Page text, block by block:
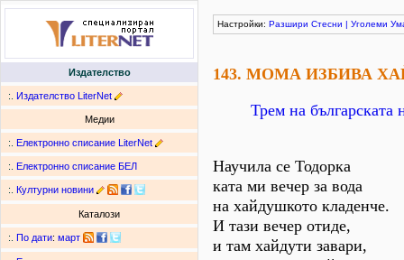
Издателство
:. Издателство LiterNet
Медии
:. Електронно списание LiterNet
:. Електронно списание БЕЛ
:. Културни новини
Каталози
:. По дати: март
Настройки: Разшири Стесни | Уголеми
143. МОМА ИЗБИВА
Трем на българската
Научила се Тодорка
ката ми вечер за вода
на хайдушкото кладенче.
И тази вечер отиде,
и там хайдути завари,